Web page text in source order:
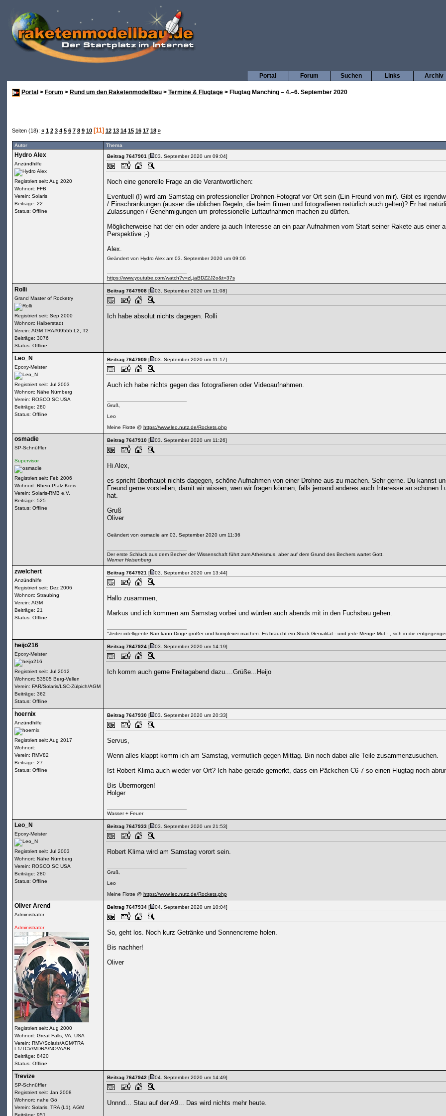
Archiv
Links
Suchen
Forum
Portal
Portal > Forum > Rund um den Raketenmodellbau> Termine & Flugtage> Flugtag Manching – 4.–6. September 2020
Seiten (18): « 1 2 3 4 5 6 7 8 9 10 [11] 12 13 14 15 16 17 18 »
Autor Thema
Hydro Alex
Anzündhilfe
Registriert seit: Aug 2020
Wohnort: FFB
Verein: Solaris
Beiträge: 22
Status: Offline
Beitrag 7647901[
03. September 2020 um 09:04]
Noch eine generelle Frage an die Verantwortlichen:
Eventuell (!) wird am Samstag ein professioneller Drohnen-Fotograf vor Ort sein (Ein Freund von mir). Gibt es
/ Einschränkungen (ausser die üblichen Regeln, die beim filmen und fotografieren natürlich auch gelten)? Er hat
Zulassungen / Genehmigungen um professionelle Luftaufnahmen machen zu dürfen.
Möglicherweise hat der ein oder andere ja auch Interesse an ein paar Aufnahmen vom Start seiner Rakete aus einer
Perspektive ;-)
Alex.
Geändert von Hydro Alex am 03. September 2020 um 09:06
https://www.youtube.com/watch?v=zLjaBDZ2J2o&t=37s
Rolli
Grand Master of Rocketry
Registriert seit: Sep 2000
Wohnort: Halberstadt
Verein: AGM TRA#09555 L2, T2
Beiträge: 3076
Status: Offline
Beitrag 7647908[
03. September 2020 um 11:08]
Ich habe absolut nichts dagegen. Rolli
Leo_N
Epoxy-Meister
Registriert seit: Jul 2003
Wohnort: Nähe Nürnberg
Verein: ROSCO SC USA
Beiträge: 280
Status: Offline
Beitrag 7647909[
03. September 2020 um 11:17]
Auch ich habe nichts gegen das fotografieren oder Videoaufnahmen.
Gruß,
Leo
Meine Flotte @ https://www.leo.nutz.de/Rockets.php
osmadie
SP-Schnüffler
Supervisor
Registriert seit: Feb 2006
Wohnort: Rhein-Pfalz-Kreis
Verein: Solaris-RMB e.V.
Beiträge: 525
Status: Offline
Beitrag 7647910[
03. September 2020 um 11:26]
Hi Alex,
es spricht überhaupt nichts dagegen, schöne Aufnahmen von einer Drohne aus zu machen. Sehr gerne. Du kannst
Freund gerne vorstellen, damit wir wissen, wen wir fragen können, falls jemand anderes auch Interesse an schönen
hat.
Gruß
Oliver
Geändert von osmadie am 03. September 2020 um 11:36
Der erste Schluck aus dem Becher der Wissenschaft führt zum Atheismus, aber auf dem Grund des Bechers wartet Gott.
Werner Heisenberg
zwelchert
Anzündhilfe
Registriert seit: Dez 2006
Wohnort: Straubing
Verein: AGM
Beiträge: 21
Status: Offline
Beitrag 7647921[
03. September 2020 um 13:44]
Hallo zusammen,
Markus und ich kommen am Samstag vorbei und würden auch abends mit in den Fuchsbau gehen.
"Jeder intelligente Narr kann Dinge größer und komplexer machen. Es braucht ein Stück Genialität - und jede Menge Mut - , sich in die
heijo216
Epoxy-Meister
Registriert seit: Jul 2012
Wohnort: 53505 Berg-Vellen
Verein: FAR/Solaris/LSC-Zülpich/AGM
Beiträge: 362
Status: Offline
Beitrag 7647924[
03. September 2020 um 14:19]
Ich komm auch gerne Freitagabend dazu....Grüße...Heijo
hoernix
Anzündhilfe
Registriert seit: Aug 2017
Wohnort:
Verein: RMV82
Beiträge: 27
Status: Offline
Beitrag 7647930[
03. September 2020 um 20:33]
Servus,
Wenn alles klappt komm ich am Samstag, vermutlich gegen Mittag. Bin noch dabei alle Teile zusammenzusuchen.
Ist Robert Klima auch wieder vor Ort? Ich habe gerade gemerkt, dass ein Päckchen C6-7 so einen Flugtag noch
Bis Übermorgen!
Holger
Wasser + Feuer
Leo_N
Epoxy-Meister
Registriert seit: Jul 2003
Wohnort: Nähe Nürnberg
Verein: ROSCO SC USA
Beiträge: 280
Status: Offline
Beitrag 7647933[
03. September 2020 um 21:53]
Robert Klima wird am Samstag vorort sein.
Gruß,
Leo
Meine Flotte @ https://www.leo.nutz.de/Rockets.php
Oliver Arend
Administrator
Administrator
Registriert seit: Aug 2000
Wohnort: Great Falls, VA, USA
Verein: RMV/Solaris/AGM/TRA
L1/TCV/MDRA/NOVAAR
Beiträge: 8420
Status: Offline
Beitrag 7647934[
04. September 2020 um 10:04]
So, geht los. Noch kurz Getränke und Sonnencreme holen.
Bis nachher!
Oliver
Trevize
SP-Schnüffler
Registriert seit: Jan 2008
Wohnort: nahe Gö
Verein: Solaris, TRA (L1), AGM
Beiträge: 951
Beitrag 7647942[
04. September 2020 um 14:49]
Unnnd... Stau auf der A9... Das wird nichts mehr heute.